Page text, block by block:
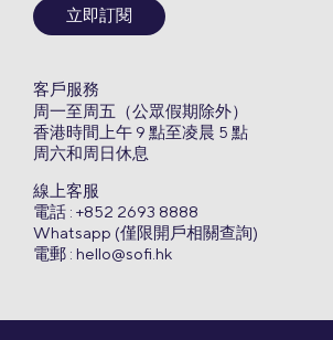
立即訂閱
客戶服務
周一至周五（公眾假期除外）
香港時間上午 9 點至凌晨 5 點
周六和周日休息
線上客服
電話 : +852 2693 8888
Whatsapp (僅限開戶相關查詢)
電郵 : hello@sofi.hk